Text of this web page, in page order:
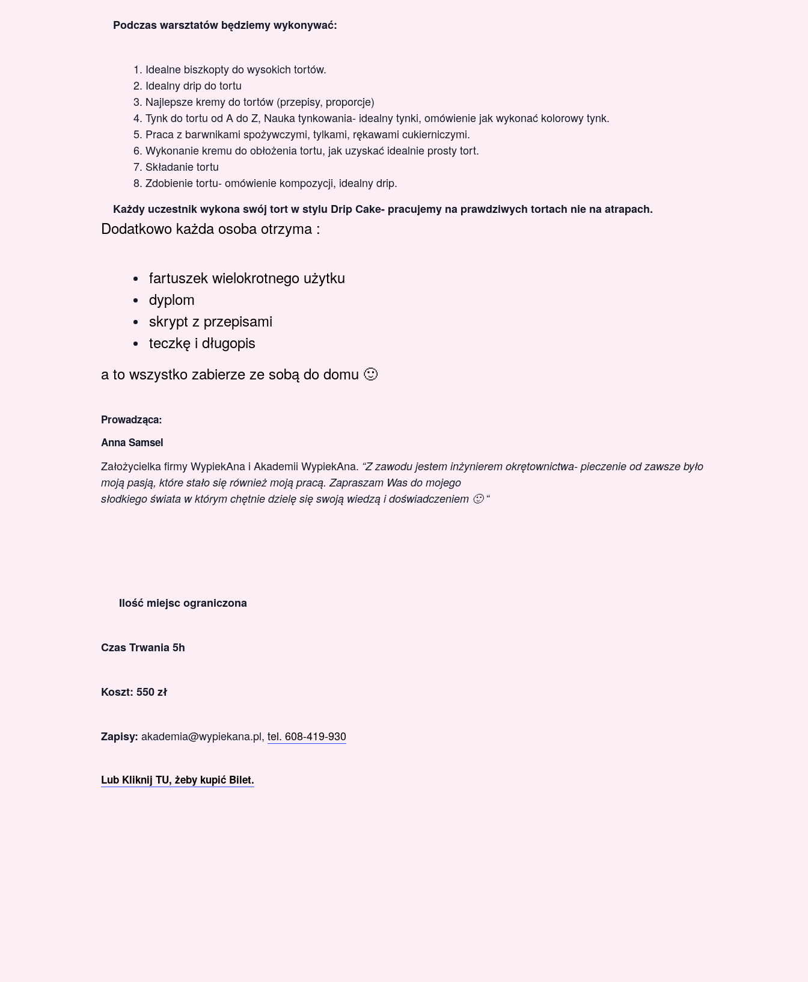
Podczas warsztatów będziemy wykonywać:
Idealne biszkopty do wysokich tortów.
Idealny drip do tortu
Najlepsze kremy do tortów (przepisy, proporcje)
Tynk do tortu od A do Z, Nauka tynkowania- idealny tynki, omówienie jak wykonać kolorowy tynk.
Praca z barwnikami spożywczymi, tylkami, rękawami cukierniczymi.
Wykonanie kremu do obłożenia tortu, jak uzyskać idealnie prosty tort.
Składanie tortu
Zdobienie tortu- omówienie kompozycji, idealny drip.
Każdy uczestnik wykona swój tort w stylu Drip Cake- pracujemy na prawdziwych tortach nie na atrapach.
Dodatkowo każda osoba otrzyma :
fartuszek wielokrotnego użytku
dyplom
skrypt z przepisami
teczkę i długopis
a to wszystko zabierze ze sobą do domu 🙂
Prowadząca:
Anna Samsel
Założycielka firmy WypiekAna i Akademii WypiekAna. “Z zawodu jestem inżynierem okrętownictwa- pieczenie od zawsze było
moją pasją, które stało się również moją pracą. Zapraszam Was do mojego
słodkiego świata w którym chętnie dzielę się swoją wiedzą i doświadczeniem 🙂 “
Ilość miejsc ograniczona
Czas Trwania 5h
Koszt: 550 zł
Zapisy: akademia@wypiekana.pl, tel. 608-419-930
Lub Kliknij TU, żeby kupić Bilet.